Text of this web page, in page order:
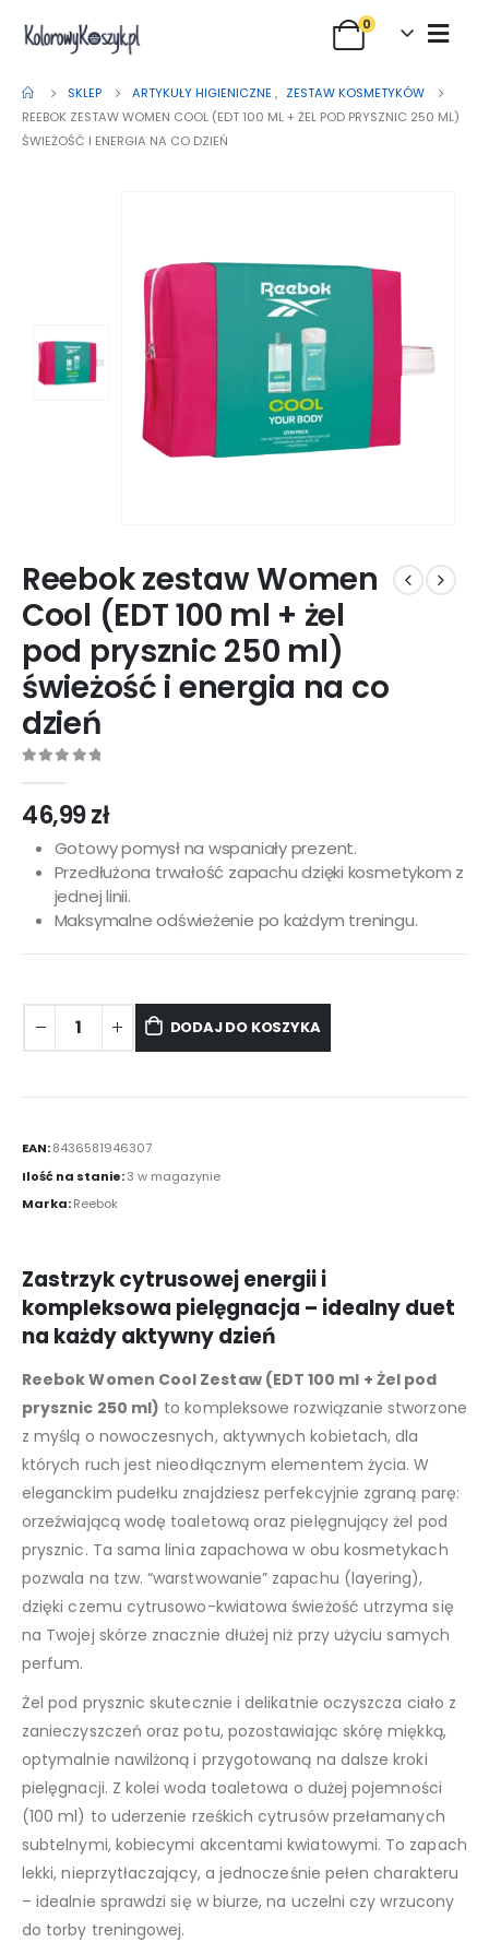
0
SKLEP ARTYKUŁY HIGIENICZNE , ZESTAW KOSMETYKÓW
REEBOK ZESTAW WOMEN COOL (EDT 100 ML + ŻEL POD PRYSZNIC 250 ML)
ŚWIEŻOŚĆ I ENERGIA NA CO DZIEŃ
Reebok zestaw Women
Cool (EDT 100 ml + żel
pod prysznic 250 ml)
świeżość i energia na co
dzień
46,99zł
Gotowy pomysł na wspaniały prezent.
Przedłużona trwałość zapachu dzięki kosmetykom z
jednej linii.
Maksymalne odświeżenie po każdym treningu.
DODAJ DO KOSZYKA
EAN:8436581946307
Ilość na stanie:3 w magazynie
Marka:Reebok
Zastrzyk cytrusowej energii i
kompleksowa pielęgnacja – idealny duet
na każdy aktywny dzień
Reebok Women Cool Zestaw (EDT 100 ml + Żel pod
prysznic 250 ml) to kompleksowe rozwiązanie stworzone
z myślą o nowoczesnych, aktywnych kobietach, dla
których ruch jest nieodłącznym elementem życia. W
eleganckim pudełku znajdziesz perfekcyjnie zgraną parę:
orzeźwiającą wodę toaletową oraz pielęgnujący żel pod
prysznic. Ta sama linia zapachowa w obu kosmetykach
pozwala na tzw. “warstwowanie” zapachu (layering),
dzięki czemu cytrusowo-kwiatowa świeżość utrzyma się
na Twojej skórze znacznie dłużej niż przy użyciu samych
perfum.
Żel pod prysznic skutecznie i delikatnie oczyszcza ciało z
zanieczyszczeń oraz potu, pozostawiając skórę miękką,
optymalnie nawilżoną i przygotowaną na dalsze kroki
pielęgnacji. Z kolei woda toaletowa o dużej pojemności
(100 ml) to uderzenie rześkich cytrusów przełamanych
subtelnymi, kobiecymi akcentami kwiatowymi. To zapach
lekki, nieprzytłaczający, a jednocześnie pełen charakteru
– idealnie sprawdzi się w biurze, na uczelni czy wrzucony
do torby treningowej.